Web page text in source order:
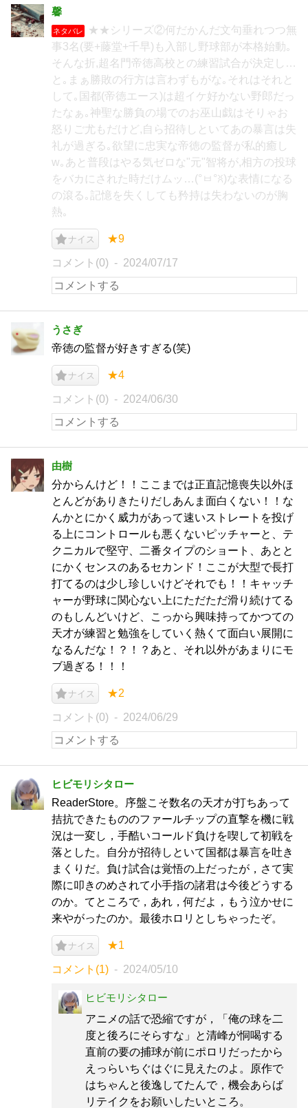
馨
ネタバレ
★★シリーズ②何だかんだ文句垂れつつ無
事3名(要+藤堂+千早)も入部し野球部が本格始動｡
そんな折,超名門帝徳高校との練習試合が決定し…
と｡まぁ勝敗の行方は言わずもがな｡それはそれと
して｡国都(帝徳エース)は超イケ好かない野郎だっ
たなぁ｡神聖な勝負の場でのお巫山戯はそりゃお
怒りご尤もだけど,自ら招待しといてあの暴言は失
礼が過ぎる｡欲望に忠実な帝徳の監督が私的癒し
w｡あと普段はやる気ゼロな"元"智将が,相方の投球
をバカにされた時だけムッ…(°ㅂ°ꐦ)な表情になる
の滾る｡記憶を失くしても矜持は失わないのが胸
熱｡
ナイス ★9
コメント(0) 2024/07/17
うさぎ
帝徳の監督が好きすぎる(笑)
ナイス ★4
コメント(0) 2024/06/30
由樹
分からんけど！！ここまでは正直記憶喪失以外ほ
とんどがありきたりだしあんま面白くない！！な
んかとにかく威力があって速いストレートを投げ
る上にコントロールも悪くないピッチャーと、テ
クニカルで堅守、二番タイプのショート、あとと
にかくセンスのあるセカンド！ここが大型で長打
打てるのは少し珍しいけどそれでも！！キャッチ
ャーが野球に関心ない上にただただ滑り続けてる
のもしんどいけど、こっから興味持ってかつての
天才が練習と勉強をしていく熱くて面白い展開に
なるんだな！？！？あと、それ以外があまりにモ
ブ過ぎる！！！
ナイス ★2
コメント(0) 2024/06/29
ヒビモリシタロー
ReaderStore。序盤こそ数名の天才が打ちあって
拮抗できたもののファールチップの直撃を機に戦
況は一変し，手酷いコールド負けを喫して初戦を
落とした。自分が招待しといて国都は暴言を吐き
まくりだ。負け試合は覚悟の上だったが，さて実
際に叩きのめされて小手指の諸君は今後どうする
のか。てところで，あれ，何だよ，もう泣かせに
来やがったのか。最後ホロリとしちゃったぞ。
ナイス ★1
コメント(1) 2024/05/10
ヒビモリシタロー
アニメの話で恐縮ですが，「俺の球を二
度と後ろにそらすな」と清峰が恫喝する
直前の要の捕球が前にポロリだったから
えっらいちぐはぐに見えたのよ。原作で
はちゃんと後逸してたんで，機会あらば
リテイクをお願いしたいところ。